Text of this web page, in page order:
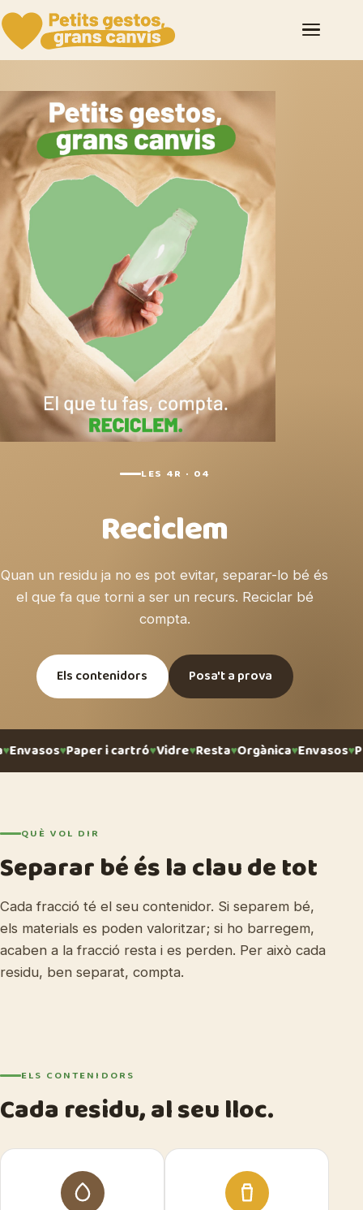
LES 4R · 04
Reciclem
Quan un residu ja no es pot evitar, separar-lo bé és
el que fa que torni a ser un recurs. Reciclar bé
compta.
Els contenidors Posa't a prova
Envasos Paper i cartró Vidre Resta Orgànica Envasos
QUÈ VOL DIR
Separar bé és la clau de tot
Cada fracció té el seu contenidor. Si separem bé,
els materials es poden valoritzar; si ho barregem,
acaben a la fracció resta i es perden. Per això cada
residu, ben separat, compta.
ELS CONTENIDORS
Cada residu, al seu lloc.